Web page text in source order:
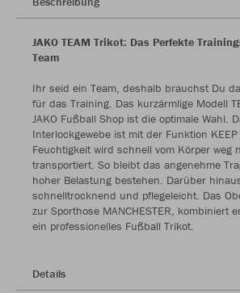
JAKO TEAM Trikot: Das Perfekte
Team
Ihr seid ein Team, deshalb brauchst Du
für das Training. Das kurzärmlige Modell
JAKO Fußball Shop ist die optimale Wahl.
Interlockgewebe ist mit der Funktion
Feuchtigkeit wird schnell vom Körper weg
transportiert. So bleibt das angenehme
hoher Belastung bestehen. Darüber
schnelltrocknend und pflegeleicht. Das
zur Sporthose MANCHESTER, kombiniert
ein professionelles Fußball Trikot.
Details